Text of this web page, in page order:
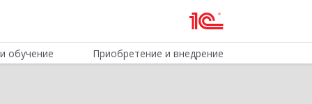
обучение Приобретение и внедрение